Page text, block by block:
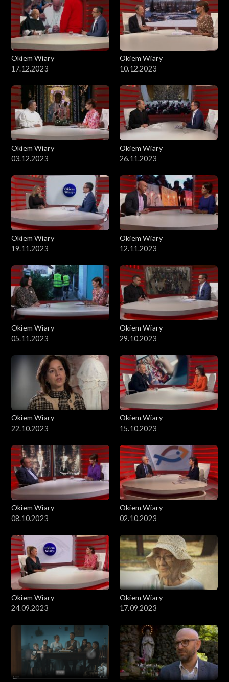
Okiem Wiary
17.12.2023
Okiem Wiary
10.12.2023
Okiem Wiary
03.12.2023
Okiem Wiary
26.11.2023
Okiem Wiary
19.11.2023
Okiem Wiary
12.11.2023
Okiem Wiary
05.11.2023
Okiem Wiary
29.10.2023
Okiem Wiary
22.10.2023
Okiem Wiary
15.10.2023
Okiem Wiary
08.10.2023
Okiem Wiary
02.10.2023
Okiem Wiary
24.09.2023
Okiem Wiary
17.09.2023